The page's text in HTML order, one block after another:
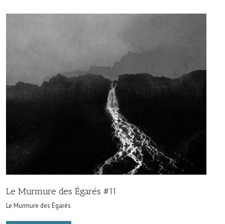
Le Murmure des Égarés #11
Le Murmure des Égarés